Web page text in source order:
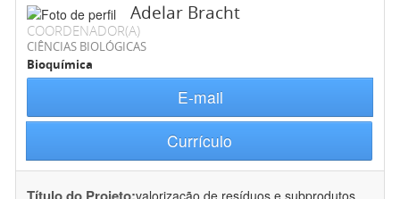
Adelar Bracht
COORDENADOR(A)
CIÊNCIAS BIOLÓGICAS
Bioquímica
E-mail
Currículo